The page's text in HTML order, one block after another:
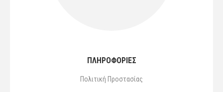
ΠΛΗΡΟΦΟΡΙΕΣ
Πολιτική Προστασίας